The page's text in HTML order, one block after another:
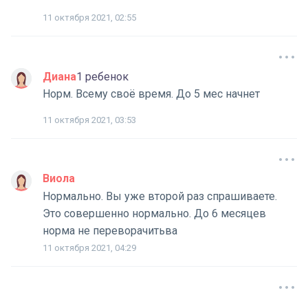
11 октября 2021, 02:55
Диана1 ребенок
Норм. Всему своё время. До 5 мес начнет
11 октября 2021, 03:53
Виола
Нормально. Вы уже второй раз спрашиваете.
Это совершенно нормально. До 6 месяцев
норма не переворачитьва
11 октября 2021, 04:29